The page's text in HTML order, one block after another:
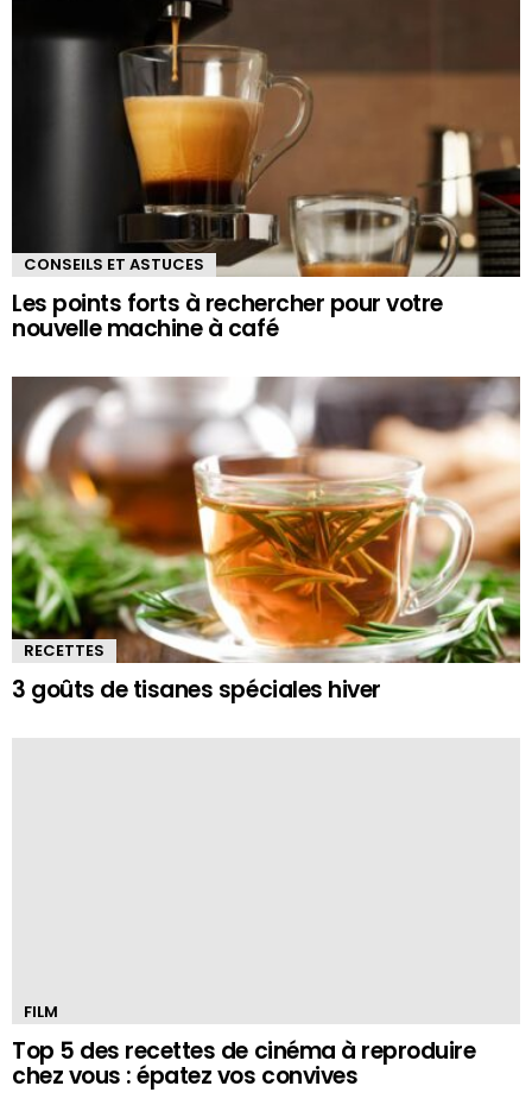
CONSEILS ET ASTUCES
Les points forts à rechercher pour votre
nouvelle machine à café
RECETTES
3 goûts de tisanes spéciales hiver
FILM
Top 5 des recettes de cinéma à reproduire
chez vous : épatez vos convives